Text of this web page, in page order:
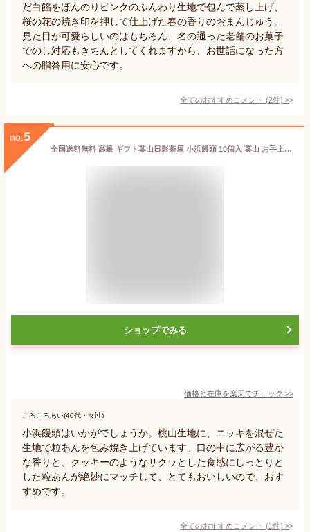
だ白餡をほんのりピンクのふんわり生地で包んで蒸し上げ、
桜の花の焼き印を押して仕上げた春の香りのおまんじゅう。
見た目が可愛らしいのはもちろん、名の通った老舗のお菓子
でのし対応もきちんとしてくれますから、お世話になった方
への贈答用に安心です。
全てのおすすめコメント (2件) >
no. 5
全国送料無料 高級 ギフト葉山日影茶屋 小浜饅頭 10個入 葉山 お手土産 和菓子 スイーツ お取り寄せ グルメ お中元に※写真は商品イメージです。のし、手提げ袋をご希望の方は購入ページから選択、または配送希望の自由記入欄に記入してください。
ショップでみる
価格と在庫を楽天でチェック >>
ころころあい(40代・女性)
小浜饅頭はいかがでしょうか。桃山生地に、ニッキを混ぜた
生地で粒あんを包み焼き上げています。口の中に広がる豊か
な香りと、クッキーのようなサクッとした食感にしっとりと
した粒あんが絶妙にマッチして、とてもおいしいので、おす
すめです。
全てのおすすめコメント (1件) >